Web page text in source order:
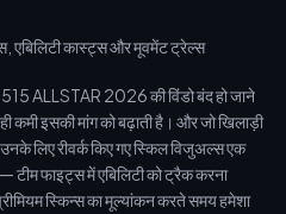
एबिलिटी कास्ट्स और मूवमेंट ट्रेल्स
515 ALLSTAR 2026 की विंडो बंद हो जाने
कमी इसकी मांग को बढ़ाती है। और जो खिलाड़ी
लिए रीवर्क किए गए स्किल विजुअल्स एक
टीम फाइट्स में एबिलिटी को ट्रैक करना
स्किन्स का मूल्यांकन करते समय हमेशा